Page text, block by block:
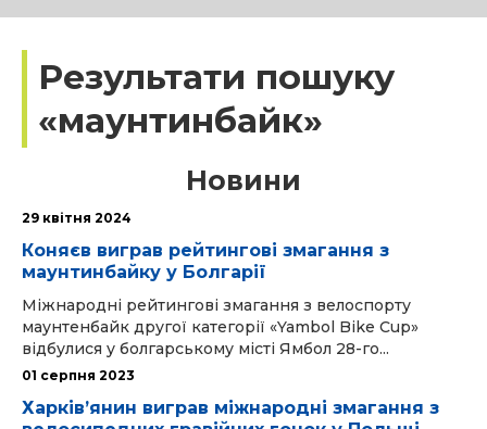
Результати пошуку
«маунтинбайк»
Новини
29 квітня 2024
Коняєв виграв рейтингові змагання з
маунтинбайку у Болгарії
Міжнародні рейтингові змагання з велоспорту
маунтенбайк другої категорії «Yambol Bike Cup»
відбулися у болгарському місті Ямбол 28-го...
01 серпня 2023
Харківʼянин виграв міжнародні змагання з